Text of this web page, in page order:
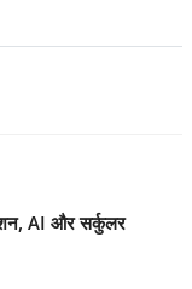
AI और सर्कुलर